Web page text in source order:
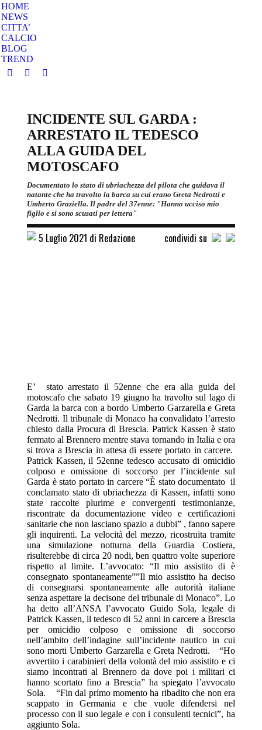
HOME
NEWS
CITTA’
CALCIO
BLOG
TREND
Facebook
Instagram
in
new
Twitter
in
new
INCIDENTE SUL GARDA :
ARRESTATO IL TEDESCO
ALLA GUIDA DEL
MOTOSCAFO
Documentato lo stato di ubriachezza del pilota che guidava il
natante che ha travolto la barca su cui erano Greta Nedrotti e
Umberto Graziella. Il padre del 37enne: "Hanno ucciso mio
figlio e si sono scusati per lettera"
5 Luglio 2021 di Redazione condividi su
E’ stato arrestato il 52enne che era alla guida del
motoscafo che sabato 19 giugno ha travolto sul lago di
Garda la barca con a bordo Umberto Garzarella e Greta
Nedrotti. Il tribunale di Monaco ha convalidato l’arresto
chiesto dalla Procura di Brescia. Patrick Kassen è stato
fermato al Brennero mentre stava tornando in Italia e ora
si trova a Brescia in attesa di essere portato in carcere.
Patrick Kassen, il 52enne tedesco accusato di omicidio
colposo e omissione di soccorso per l’incidente sul
Garda è stato portato in carcere “È stato documentato il
conclamato stato di ubriachezza di Kassen, infatti sono
state raccolte plurime e convergenti testimonianze,
riscontrate da documentazione video e certificazioni
sanitarie che non lasciano spazio a dubbi” , fanno sapere
gli inquirenti. La velocità del mezzo, ricostruita tramite
una simulazione notturna della Guardia Costiera,
risulterebbe di circa 20 nodi, ben quattro volte superiore
rispetto al limite. L’avvocato: “Il mio assistito di è
consegnato spontaneamente”​”Il mio assistito ha deciso
di consegnarsi spontaneamente alle autorità italiane
senza aspettare la decisone del tribunale di Monaco”. Lo
ha detto all’ANSA l’avvocato Guido Sola, legale di
Patrick Kassen, il tedesco di 52 anni in carcere a Brescia
per omicidio colposo e omissione di soccorso
nell’ambito dell’indagine sull’incidente nautico in cui
sono morti Umberto Garzarella e Greta Nedrotti. “Ho
avvertito i carabinieri della volontà del mio assistito e ci
siamo incontrati al Brennero da dove poi i militari ci
hanno scortato fino a Brescia” ha spiegato l’avvocato
Sola. “Fin dal primo momento ha ribadito che non era
scappato in Germania e che vuole difendersi nel
processo con il suo legale e con i consulenti tecnici”, ha
aggiunto Sola.